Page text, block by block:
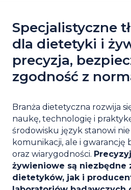
Specjalistyczne
dla dietetyki i
precyzja,
zgodność z
Branża dietetyczna rozwija
naukę, technologię i
środowisku język stanowi
komunikacji, ale i gwarancję
oraz wiarygodności.
żywieniowe są niezbędne
dietetyków, jak i